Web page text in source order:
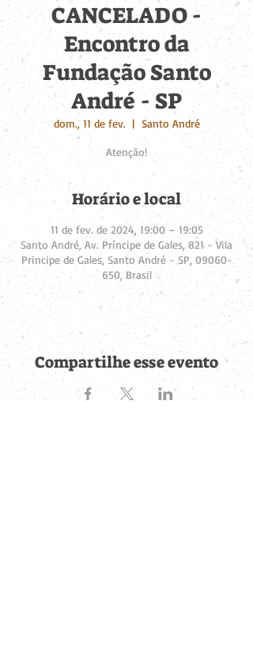
CANCELADO -
Encontro da
Fundação Santo
André - SP
dom., 11 de fev.
  |
Santo André
Atenção!
Horário e local
11 de fev. de 2024, 19:00 – 19:05
Santo André, Av. Príncipe de Gales, 821 - Vila
Principe de Gales, Santo André - SP, 09060-
650, Brasil
Compartilhe esse evento